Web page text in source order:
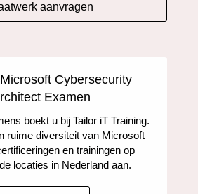
aanvragen
Cybersecurity
Examen
boekt u bij Tailor iT Training.
ruime diversiteit van Microsoft
en trainingen op
locaties in Nederland aan.